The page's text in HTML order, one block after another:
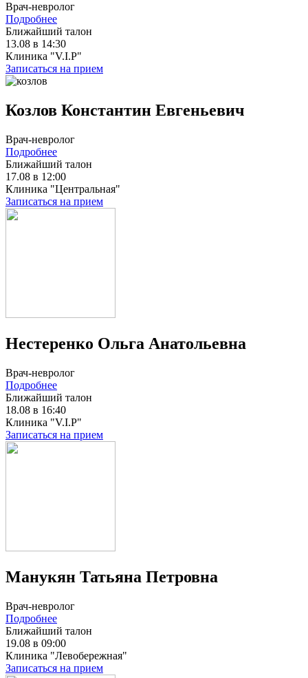
Врач-невролог
Подробнее
Ближайший талон
13.08 в 14:30
Клиника "V.I.P"
Записаться на прием
Козлов Константин Евгеньевич
Врач-невролог
Подробнее
Ближайший талон
17.08 в 12:00
Клиника "Центральная"
Записаться на прием
Нестеренко Ольга Анатольевна
Врач-невролог
Подробнее
Ближайший талон
18.08 в 16:40
Клиника "V.I.P"
Записаться на прием
Манукян Татьяна Петровна
Врач-невролог
Подробнее
Ближайший талон
19.08 в 09:00
Клиника "Левобережная"
Записаться на прием